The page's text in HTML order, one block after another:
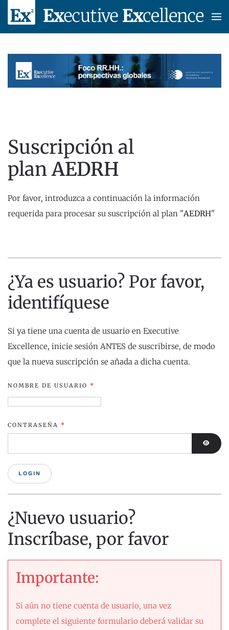
Skip to main content
Suscripción al
planAEDRH
Por favor, introduzca a continuación la información
requerida para procesar su suscripción al plan "AEDRH"
¿Ya es usuario? Por favor,
identifíquese
Si ya tiene una cuenta de usuario en Executive
Excellence, inicie sesión ANTES de suscribirse, de modo
que la nueva suscripción se añada a dicha cuenta.
NOMBRE DE USUARIO *
CONTRASEÑA *
¿Nuevo usuario?
Inscríbase, por favor
Importante:
Si aún no tiene cuenta de usuario, una vez
complete el siguiente formulario deberá validar su